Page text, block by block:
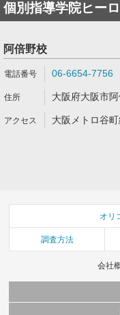
個別指導学院ヒー
阿倍野校
06-6654-7756
大阪府大阪市
大阪メトロ谷
オリ
調査方法
会社